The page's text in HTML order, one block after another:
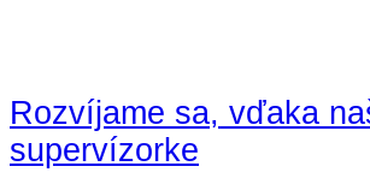
Rozvíjame sa, vďaka
supervízorke